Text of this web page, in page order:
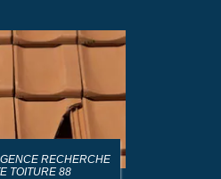
RECHERCHE
TOITURE 88